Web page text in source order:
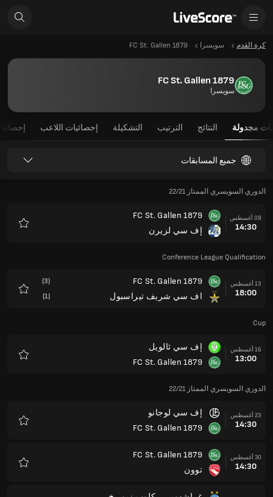
كرة القدم سويسرا FC St. Gallen 1879
FC St. Gallen 1879
سويسرا
مجدولة النتائج الترتيب التشكيلة إحصائيات اللاعب
جميع المسابقات
الدوري السويسري الممتاز 22/21
09 أغسطس
14:30
FC St. Gallen 1879
إف سي لزيرن
Conference League Qualification
13 أغسطس
18:00
FC St. Gallen 1879
اف سي شريف تيراسبول
(3)
(1)
Cup
16 أغسطس
13:00
إف سي ثالويل
FC St. Gallen 1879
الدوري السويسري الممتاز 22/21
23 أغسطس
14:30
إف سي لوجانو
FC St. Gallen 1879
30 أغسطس
14:30
FC St. Gallen 1879
توون